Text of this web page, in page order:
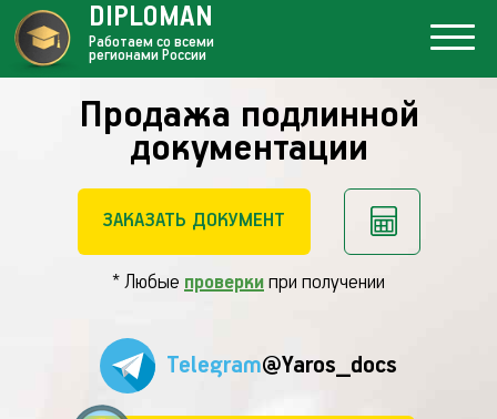
Продажа подлинной
документации
ЗАКАЗАТЬ ДОКУМЕНТ
* Любые проверки при получении
Telegram@Yaros_docs
DIPLOMAN
Работаем со всеми
регионами России